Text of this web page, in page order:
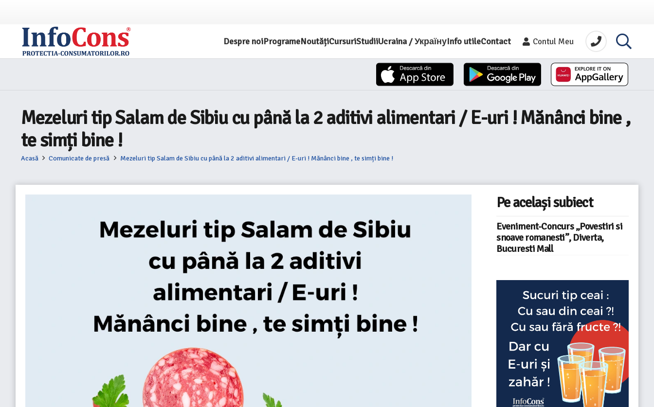
Despre noiProgrameNoutățiCursuriStudiiUcraina / УкраїнуInfo utileContact Contul Meu
Mezeluri tip Salam de Sibiu cu până la 2 aditivi alimentari / E-uri ! Mănânci bine ,
te simți bine !
Acasă Comunicate de presă Mezeluri tip Salam de Sibiu cu până la 2 aditivi alimentari / E-uri ! Mănânci bine , te simți bine !
Pe același subiect
Eveniment-Concurs „Povestiri si
snoave romanesti”, Diverta,
Bucuresti Mall